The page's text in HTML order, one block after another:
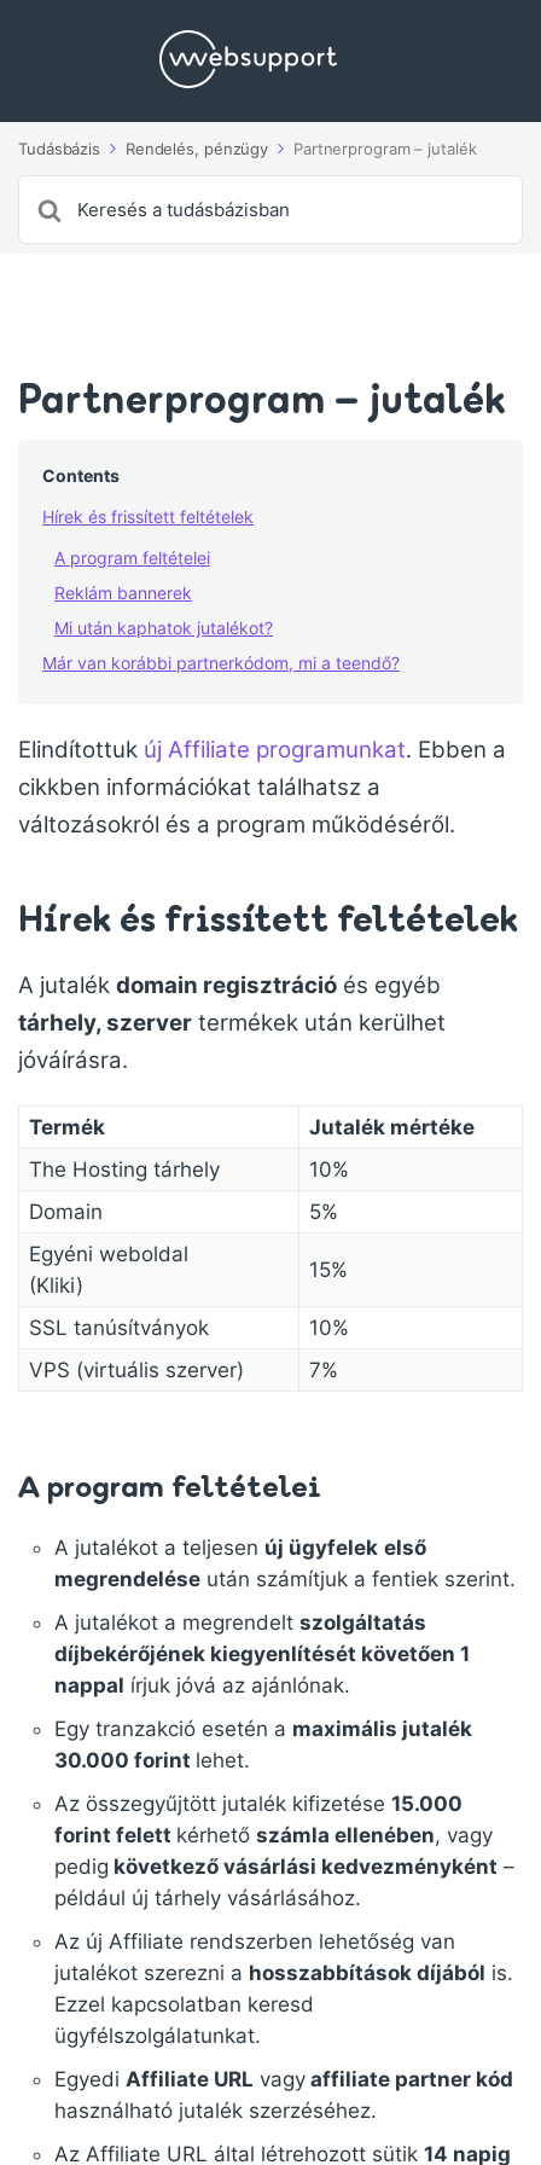
Tudásbázis Rendelés, pénzügy Partnerprogram – jutalék
For
Partnerprogram – jutalék
Contents
Hírek és frissített feltételek
A program feltételei
Reklám bannerek
Mi után kaphatok jutalékot?
Már van korábbi partnerkódom, mi a teendő?
Elindítottuk új Affiliate programunkat. Ebben a
cikkben információkat találhatsz a
változásokról és a program működéséről.
Hírek és frissített feltételek
A jutalék domain regisztráció és egyéb
tárhely, szerver termékek után kerülhet
jóváírásra.
Termék
Jutalék mértéke
The Hosting tárhely
10%
Domain
5%
Egyéni weboldal
(Kliki)
15%
SSL tanúsítványok
10%
VPS (virtuális szerver)
7%
A program feltételei
A jutalékot a teljesen új ügyfelek első
megrendelése után számítjuk a fentiek szerint.
A jutalékot a megrendelt szolgáltatás
díjbekérőjének kiegyenlítését követően 1
nappal írjuk jóvá az ajánlónak.
Egy tranzakció esetén a maximális jutalék
30.000 forint lehet.
Az összegyűjtött jutalék kifizetése 15.000
forint felett kérhető számla ellenében, vagy
pedig következő vásárlási kedvezményként –
például új tárhely vásárlásához.
Az új Affiliate rendszerben lehetőség van
jutalékot szerezni a hosszabbítások díjából is.
Ezzel kapcsolatban keresd
ügyfélszolgálatunkat.
Egyedi Affiliate URL vagy affiliate partner kód
használható jutalék szerzéséhez.
Az Affiliate URL által létrehozott sütik 14 napig